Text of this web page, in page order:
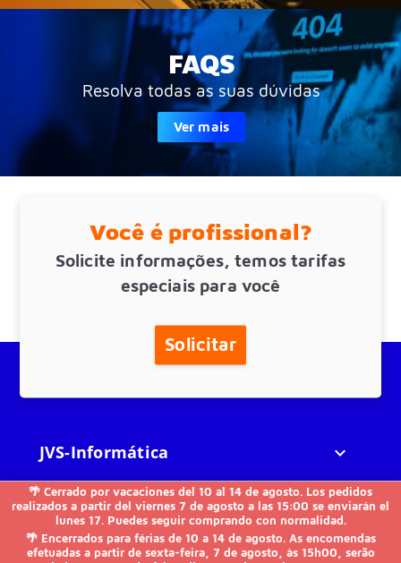
🌴 Cerrado por vacaciones del 10 al 14 de agosto. Los pedidos
realizados a partir del viernes 7 de agosto a las 15:00 se enviarán el
lunes 17. Puedes seguir comprando con normalidad.
🌴 Encerrados para férias de 10 a 14 de agosto. As encomendas
efetuadas a partir de sexta-feira, 7 de agosto, às 15h00, serão
FAQS
Resolva todas as suas dúvidas
Ver mais
Você é profissional?
Solicite informações, temos tarifas
especiais para você
Solicitar
JVS-Informática 
FAQs 
Outros 